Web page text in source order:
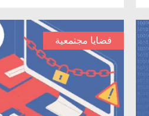
قضايا مجتمعية